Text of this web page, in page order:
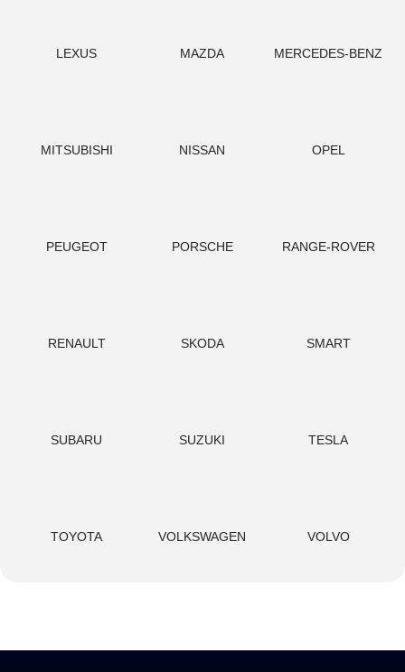
LEXUS MAZDA MERCEDES-BENZ
MITSUBISHI NISSAN OPEL
PEUGEOT PORSCHE RANGE-ROVER
RENAULT SKODA SMART
SUBARU SUZUKI TESLA
TOYOTA VOLKSWAGEN VOLVO